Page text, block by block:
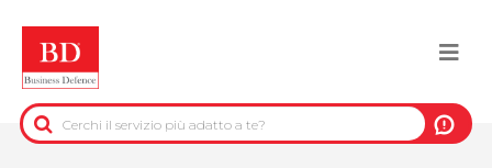
contenuto
principale
BACK